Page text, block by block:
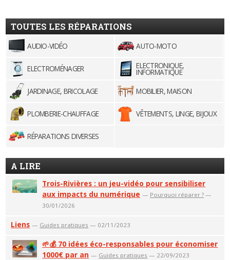
TOUTES LES RÉPARATIONS
AUDIO-VIDÉO AUTO-MOTO
ELECTROMÉNAGER ELECTRONIQUE,
INFORMATIQUE
JARDINAGE, BRICOLAGE
MOBILIER, MAISON
PLOMBERIE-CHAUFFAGE VÊTEMENTS, LINGE, BIJOUX
RÉPARATIONS DIVERSES
A LIRE
Trois-Rivières : un jeu-vidéo pour sensibiliser
aux impacts du numérique — Pourquoi réparer ? —
30/01/2026
Liens — Guides pratiques — 02/11/2023
🌱💰 70 idées éco-responsables pour économiser
1000€ par an — Guides pratiques — 22/09/2023